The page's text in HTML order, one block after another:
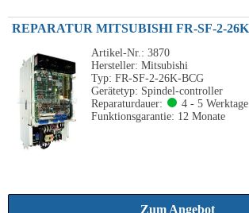
Artikel-Nr.: 3870
Hersteller: Mitsubishi
Typ: FR-SF-2-26K-BCG
Gerätetyp: Spindel-controller
Reparaturdauer:
4 - 5 Werktage
Funktionsgarantie: 12 Monate
Zum Angebot